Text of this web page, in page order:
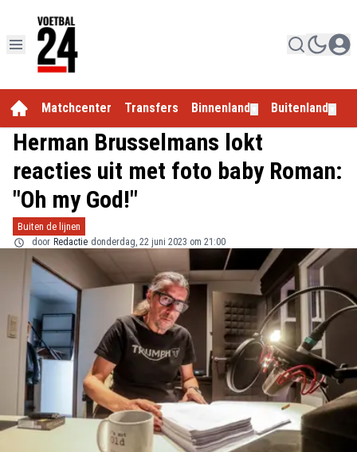
Matchcenter Transfers Binnenland Buitenland
Herman Brusselmans lokt
reacties uit met foto baby Roman:
"Oh my God!"
Buiten de lijnen
door Redactie donderdag, 22 juni 2023 om 21:00